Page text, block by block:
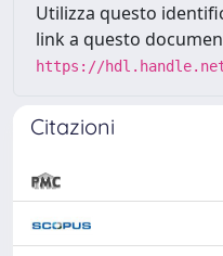
Utilizza questo
link a questo
https://hdl.handle.net/
Citazioni